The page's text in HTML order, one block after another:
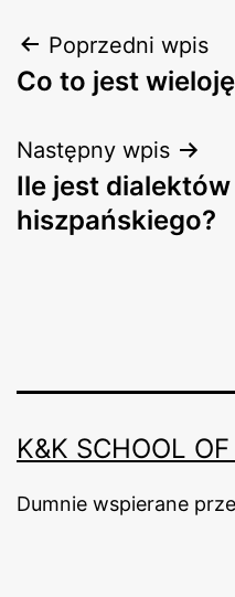
Nawigacja
wpisu
Poprzedni wpis
Co to jest
Następny wpis
Ile jest
hiszpańskiego?
K&K SCHOOL
Dumnie wspierane